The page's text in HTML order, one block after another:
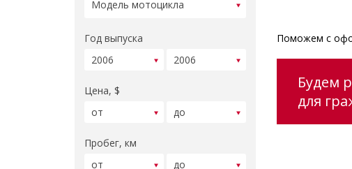
Год выпуска
Цена, $
Пробег, км
Поможем с
Будем
для